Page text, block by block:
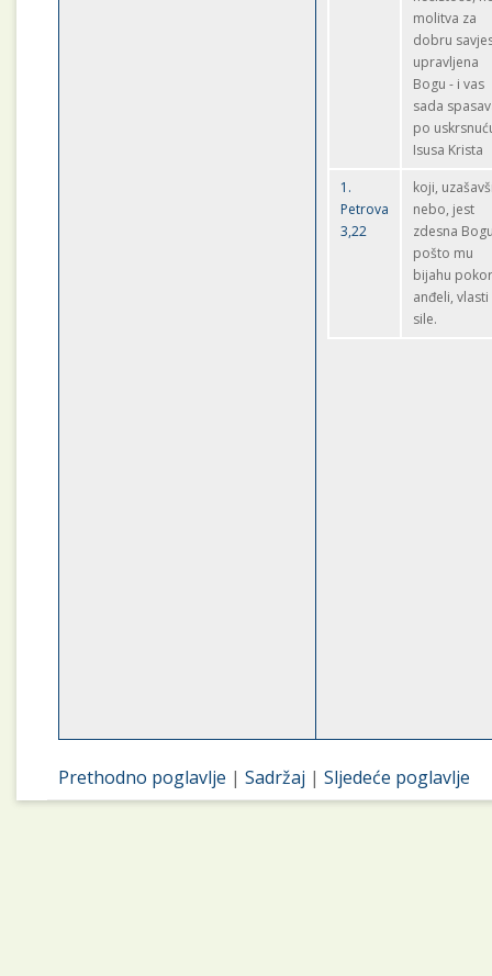
molitva za
dobru
upravljena
Bogu - i vas
sada
po
Isusa Krista
1.
Petrova
3,22
koji,
nebo, jest
zdesna
pošto mu
bijahu
anđeli, vlasti
sile.
Prethodno poglavlje |Sadržaj |Sljedeće poglavlje